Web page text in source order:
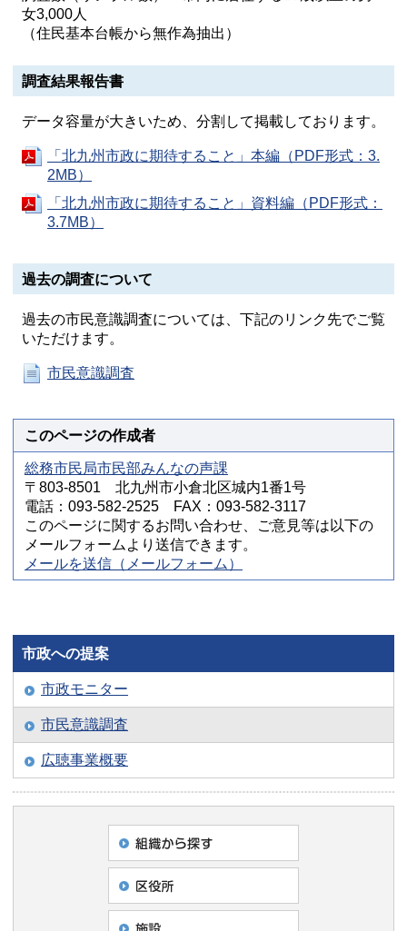
女3,000人
（住民基本台帳から無作為抽出）
調査結果報告書
データ容量が大きいため、分割して掲載しております。
「北九州市政に期待すること」本編（PDF形式：3.
2MB）
「北九州市政に期待すること」資料編（PDF形式：
3.7MB）
過去の調査について
過去の市民意識調査については、下記のリンク先でご覧
いただけます。
市民意識調査
このページの作成者
総務市民局市民部みんなの声課
〒803-8501 北九州市小倉北区城内1番1号
電話：093-582-2525 FAX：093-582-3117
このページに関するお問い合わせ、ご意見等は以下の
メールフォームより送信できます。
メールを送信（メールフォーム）
市政への提案
市政モニター
市民意識調査
広聴事業概要